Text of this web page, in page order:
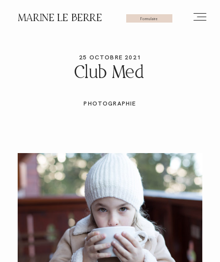
MARINE LE BERRE Formulaire
25 OCTOBRE 2021
Club Med
PHOTOGRAPHIE
HOME
PHOTOS
SERVICES
A PROPOS